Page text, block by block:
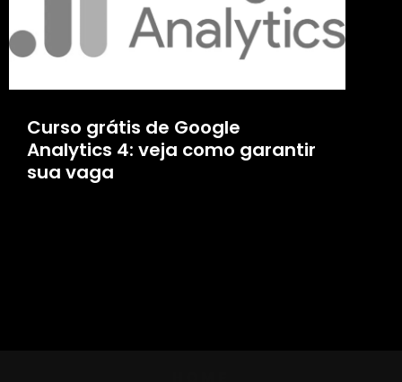
Curso grátis de Google
Analytics 4: veja como garantir
sua vaga